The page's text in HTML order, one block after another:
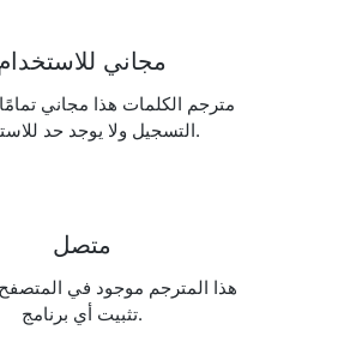
مجاني
مترجم الكلمات هذا مجاني تمامًا
التسجيل ولا يوجد حد للاستخدام.
متصل
هذا المترجم موجود في المتصفح
تثبيت أي برنامج.